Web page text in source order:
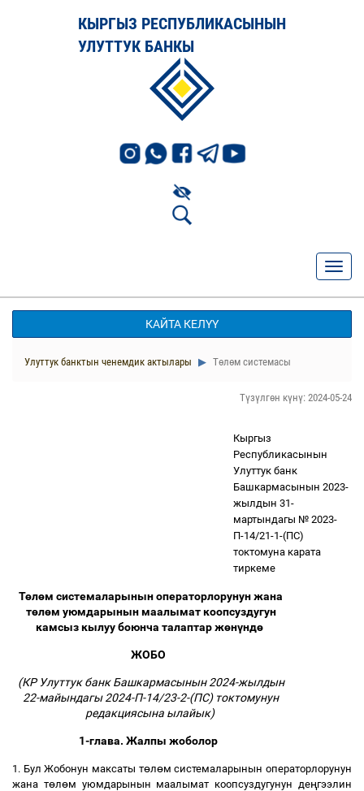
КЫРГЫЗ РЕСПУБЛИКАСЫНЫН
УЛУТТУК БАНКЫ
КАЙТА КЕЛҮҮ
Улуттук банктын ченемдик актылары Төлөм системасы
Түзүлгөн күнү: 2024-05-24
Кыргыз
Республикасынын
Улуттук банк
Башкармасынын 2023-
жылдын 31-
мартындагы № 2023-
П-14/21-1-(ПС)
токтомуна карата
тиркеме
Төлөм системаларынын операторлорунун жана
төлөм уюмдарынын маалымат коопсуздугун
камсыз кылуу боюнча талаптар жөнүндө
ЖОБО
(КР Улуттук банк Башкармасынын 2024-жылдын
22-майындагы 2024-П-14/23-2-(ПС) токтомунун
редакциясына ылайык)
1-глава. Жалпы жоболор
1. Бул Жобонун максаты төлөм системаларынын операторлорунун
жана төлөм уюмдарынын маалымат коопсуздугунун деңгээлин